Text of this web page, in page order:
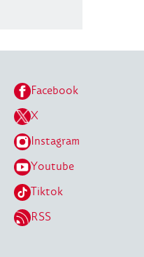
Facebook
X
Instagram
Youtube
Tiktok
RSS